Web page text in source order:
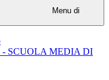
Menu di
SCUOLA MEDIA DI